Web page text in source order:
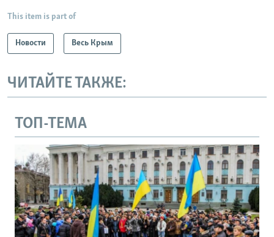
This item is part of
Новости Весь Крым
ЧИТАЙТЕ ТАКЖЕ:
ТОП-ТЕМА